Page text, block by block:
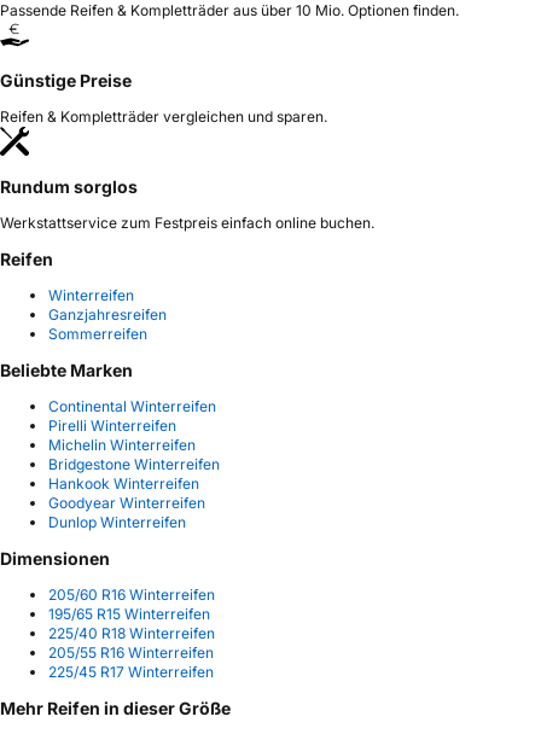
Passende Reifen & Kompletträder aus über 10 Mio. Optionen finden.
Günstige Preise
Reifen & Kompletträder vergleichen und sparen.
Rundum sorglos
Werkstattservice zum Festpreis einfach online buchen.
Reifen
Winterreifen
Ganzjahresreifen
Sommerreifen
Beliebte Marken
Continental Winterreifen
Pirelli Winterreifen
Michelin Winterreifen
Bridgestone Winterreifen
Hankook Winterreifen
Goodyear Winterreifen
Dunlop Winterreifen
Dimensionen
205/60 R16 Winterreifen
195/65 R15 Winterreifen
225/40 R18 Winterreifen
205/55 R16 Winterreifen
225/45 R17 Winterreifen
Mehr Reifen in dieser Größe